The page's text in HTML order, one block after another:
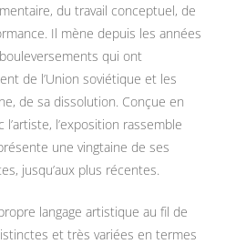
du travail conceptuel, de
Il mène depuis les années
qui ont
de l’Union soviétique et les
de sa dissolution. Conçue en
l’exposition rassemble
une vingtaine de ses
jusqu’aux plus récentes.
langage artistique au fil de
et très variées en termes